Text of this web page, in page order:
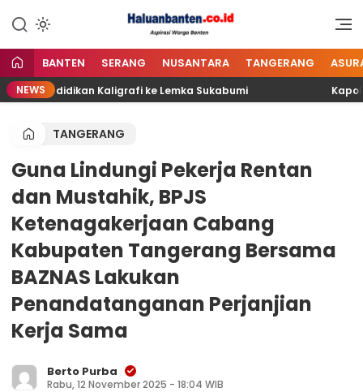
konten
Haluan Banten
Aspirasi Warga Banten
BANTEN SERANG NUSANTARA TANGERANG
NEWS
Pendidikan Kaligrafi ke Lemka Sukabumi
TANGERANG
Guna Lindungi Pekerja Rentan
dan Mustahik, BPJS
Ketenagakerjaan Cabang
Kabupaten Tangerang Bersama
BAZNAS Lakukan
Penandatanganan Perjanjian
Kerja Sama
Berto Purba
Rabu, 12 November 2025 - 18:04 WIB